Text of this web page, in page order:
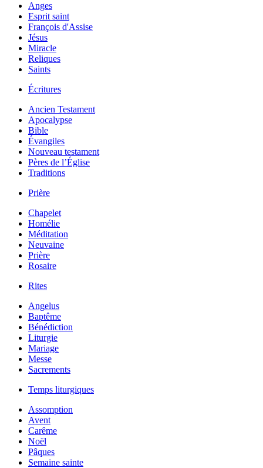
Anges
Esprit saint
François d'Assise
Jésus
Miracle
Reliques
Saints
Écritures
Ancien Testament
Apocalypse
Bible
Évangiles
Nouveau testament
Pères de l’Église
Traditions
Prière
Chapelet
Homélie
Méditation
Neuvaine
Prière
Rosaire
Rites
Angelus
Baptême
Bénédiction
Liturgie
Mariage
Messe
Sacrements
Temps liturgiques
Assomption
Avent
Carême
Noël
Pâques
Semaine sainte